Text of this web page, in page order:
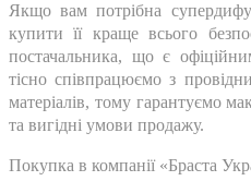
Якщо вам потрібна
купити її краще всього
постачальника, що є
тісно співпрацюємо з
матеріалів, тому гарантуємо
та вигідні умови продажу.
Покупка в компанії «Браста